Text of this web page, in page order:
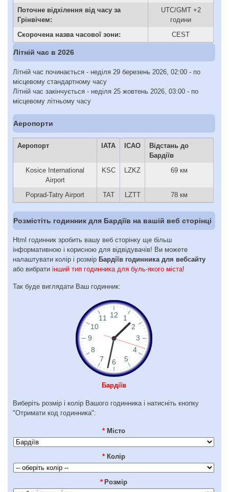
Поточне відхілення від часу за
Грінвічем:
UTC/GMT +2
години
Скорочена назва часової зони:
CEST
Літній час в 2026
Літній час починається - неділя 29 березень 2026, 02:00 - по
місцевому стандартному часу
Літній час закінчується - неділя 25 жовтень 2026, 03:00 - по
місцевому літньому часу
Аеропорти
Аеропорт IATA ICAO
Відстань до
Бардіїв
Kosice International
Airport
KSC LZKZ 69 км
Poprad-Tatry Airport TAT LZTT 78 км
Розмістіть годинник для Бардіїв на вашій веб сторінці
Html годинник зробить вашу веб сторінку ще більш
інформативною і корисною для відвідувачів! Ви можете
налаштувати колір і розмір Бардіїв годинника для вебсайту
або вибрати інший тип годинника для буль-якого міста!
Так буде виглядати Ваш годинник:
Бардіїв
Виберіть розмір і колір Вашого годинника і натисніть кнопку
"Отримати код годинника":
* Місто
* Колір
* Розмір